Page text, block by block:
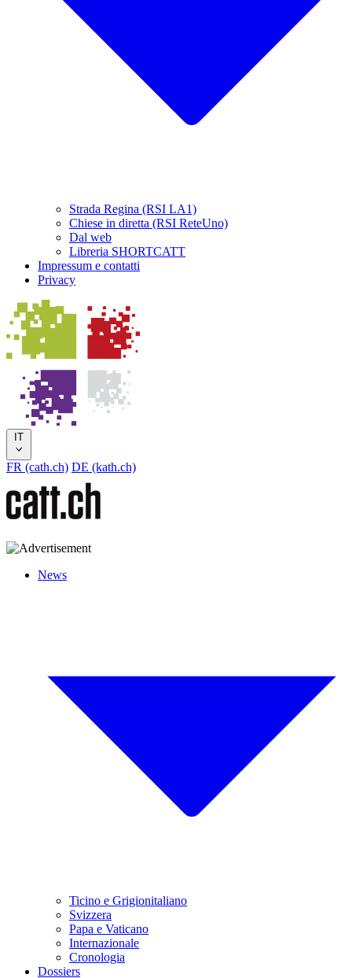
Strada Regina (RSI LA1)
Chiese in diretta (RSI ReteUno)
Dal web
Libreria SHORTCATT
Impressum e contatti
Privacy
IT
FR (cath.ch) DE (kath.ch)
News
Ticino e Grigionitaliano
Svizzera
Papa e Vaticano
Internazionale
Cronologia
Dossiers